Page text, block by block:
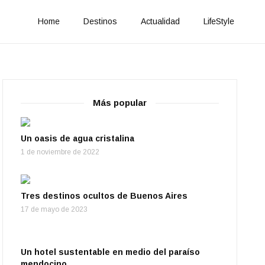
Home Destinos Actualidad LifeStyle
Más popular
Un oasis de agua cristalina
1 de noviembre de 2022
Tres destinos ocultos de Buenos Aires
17 de mayo de 2023
Un hotel sustentable en medio del paraíso